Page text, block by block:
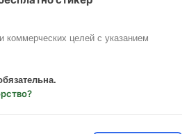
коммерческих целей с указанием